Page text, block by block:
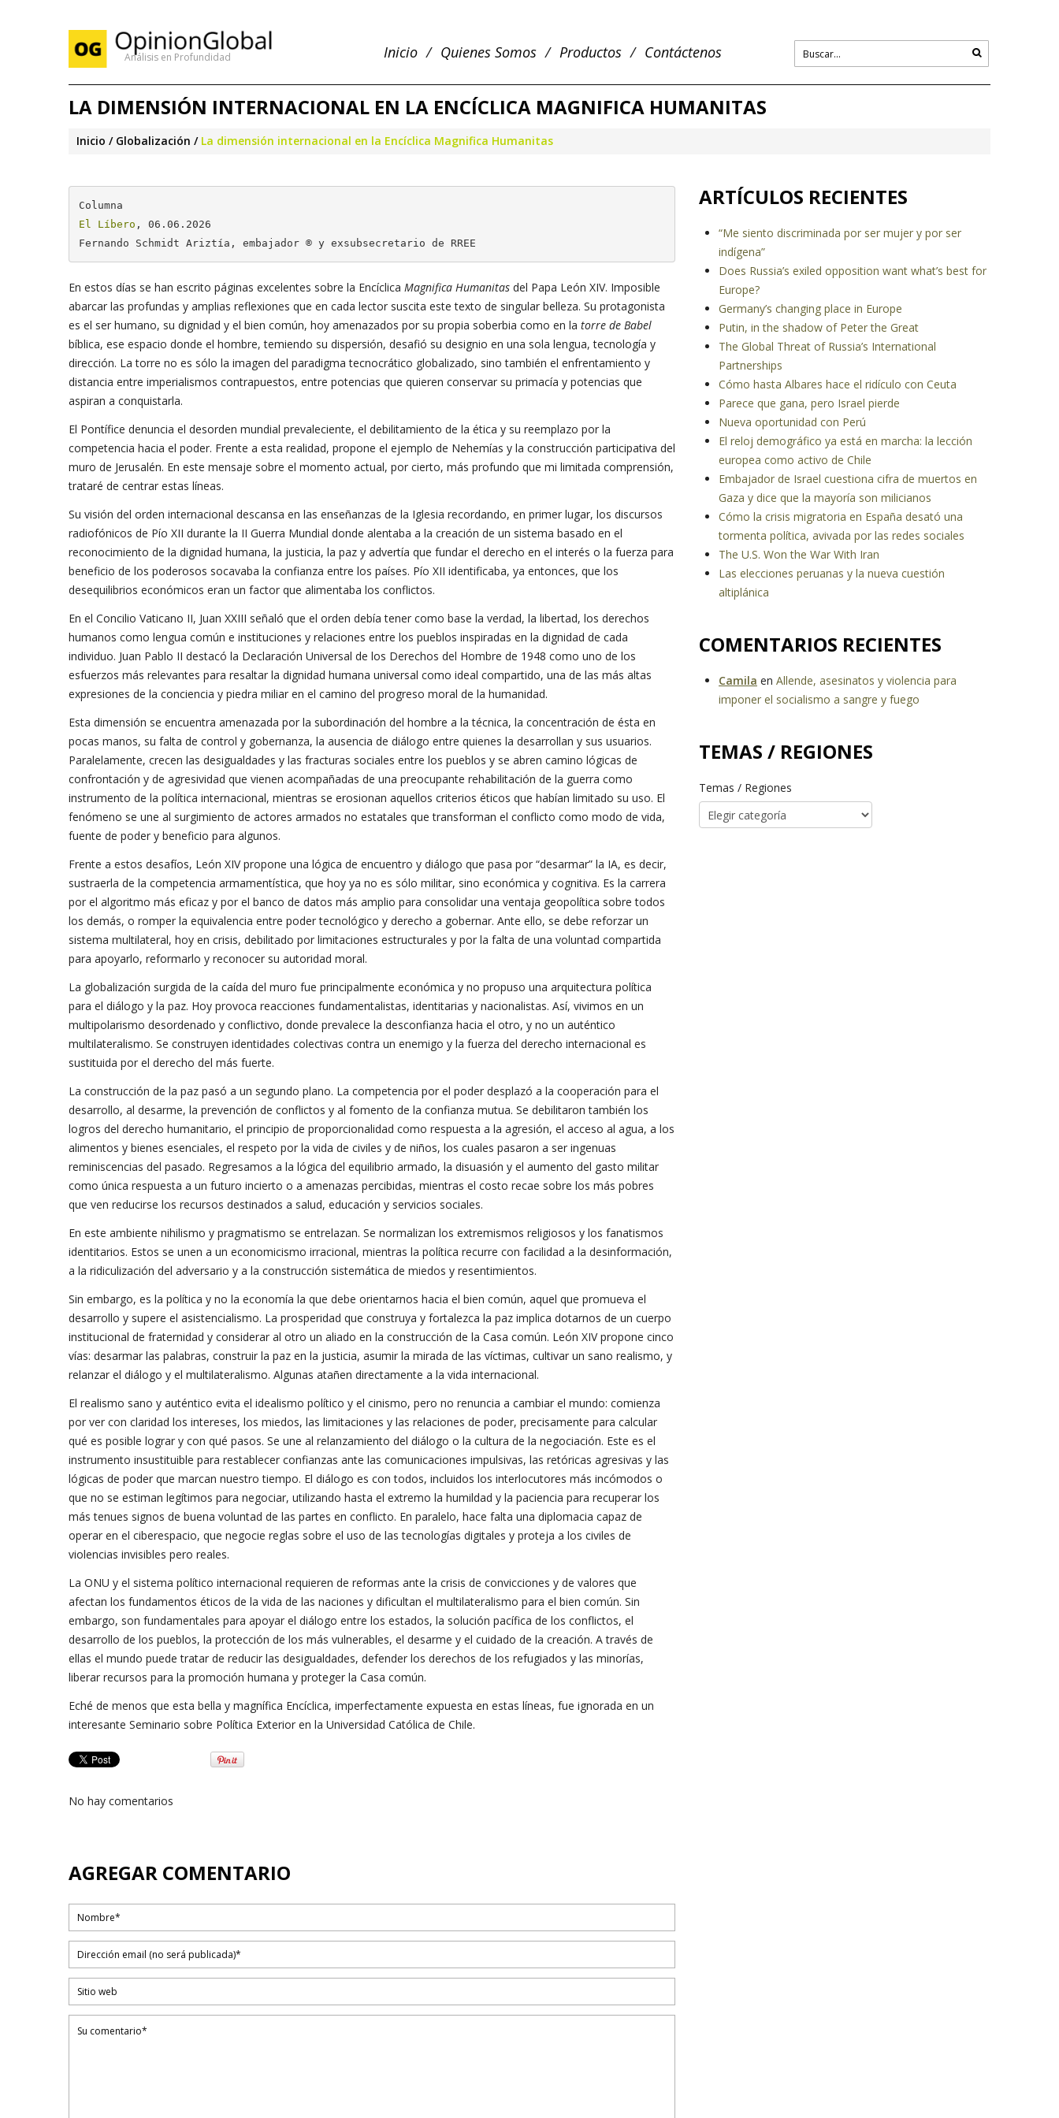
Análisis en Profundidad Inicio Quienes Somos Productos Contáctenos
LA DIMENSIÓN INTERNACIONAL EN LA ENCÍCLICA MAGNIFICA HUMANITAS
Inicio Globalización La dimensión internacional en la Encíclica Magnifica Humanitas
El Líbero , 06.06.2026
Fernando Schmidt Ariztía, embajador ® y exsubsecretario de RREE
En estos días se han escrito páginas excelentes sobre la Encíclica Magnifica Humanitas del Papa León XIV. Imposible
abarcar las profundas y amplias reflexiones que en cada lector suscita este texto de singular belleza. Su protagonista
es el ser humano, su dignidad y el bien común, hoy amenazados por su propia soberbia como en la torre de Babel
bíblica, ese espacio donde el hombre, temiendo su dispersión, desafió su designio en una sola lengua, tecnología y
dirección. La torre no es sólo la imagen del paradigma tecnocrático globalizado, sino también el enfrentamiento y
distancia entre imperialismos contrapuestos, entre potencias que quieren conservar su primacía y potencias que
aspiran a conquistarla.
El Pontífice denuncia el desorden mundial prevaleciente, el debilitamiento de la ética y su reemplazo por la
competencia hacia el poder. Frente a esta realidad, propone el ejemplo de Nehemías y la construcción participativa del
muro de Jerusalén. En este mensaje sobre el momento actual, por cierto, más profundo que mi limitada comprensión,
trataré de centrar estas líneas.
Su visión del orden internacional descansa en las enseñanzas de la Iglesia recordando, en primer lugar, los discursos
radiofónicos de Pío XII durante la II Guerra Mundial donde alentaba a la creación de un sistema basado en el
reconocimiento de la dignidad humana, la justicia, la paz y advertía que fundar el derecho en el interés o la fuerza para
beneficio de los poderosos socavaba la confianza entre los países. Pío XII identificaba, ya entonces, que los
desequilibrios económicos eran un factor que alimentaba los conflictos.
En el Concilio Vaticano II, Juan XXIII señaló que el orden debía tener como base la verdad, la libertad, los derechos
humanos como lengua común e instituciones y relaciones entre los pueblos inspiradas en la dignidad de cada
individuo. Juan Pablo II destacó la Declaración Universal de los Derechos del Hombre de 1948 como uno de los
esfuerzos más relevantes para resaltar la dignidad humana universal como ideal compartido, una de las más altas
expresiones de la conciencia y piedra miliar en el camino del progreso moral de la humanidad.
Esta dimensión se encuentra amenazada por la subordinación del hombre a la técnica, la concentración de ésta en
pocas manos, su falta de control y gobernanza, la ausencia de diálogo entre quienes la desarrollan y sus usuarios.
Paralelamente, crecen las desigualdades y las fracturas sociales entre los pueblos y se abren camino lógicas de
confrontación y de agresividad que vienen acompañadas de una preocupante rehabilitación de la guerra como
instrumento de la política internacional, mientras se erosionan aquellos criterios éticos que habían limitado su uso. El
fenómeno se une al surgimiento de actores armados no estatales que transforman el conflicto como modo de vida,
fuente de poder y beneficio para algunos.
Frente a estos desafíos, León XIV propone una lógica de encuentro y diálogo que pasa por “desarmar” la IA, es decir,
sustraerla de la competencia armamentística, que hoy ya no es sólo militar, sino económica y cognitiva. Es la carrera
por el algoritmo más eficaz y por el banco de datos más amplio para consolidar una ventaja geopolítica sobre todos
los demás, o romper la equivalencia entre poder tecnológico y derecho a gobernar. Ante ello, se debe reforzar un
sistema multilateral, hoy en crisis, debilitado por limitaciones estructurales y por la falta de una voluntad compartida
para apoyarlo, reformarlo y reconocer su autoridad moral.
La globalización surgida de la caída del muro fue principalmente económica y no propuso una arquitectura política
para el diálogo y la paz. Hoy provoca reacciones fundamentalistas, identitarias y nacionalistas. Así, vivimos en un
multipolarismo desordenado y conflictivo, donde prevalece la desconfianza hacia el otro, y no un auténtico
multilateralismo. Se construyen identidades colectivas contra un enemigo y la fuerza del derecho internacional es
sustituida por el derecho del más fuerte.
La construcción de la paz pasó a un segundo plano. La competencia por el poder desplazó a la cooperación para el
desarrollo, al desarme, la prevención de conflictos y al fomento de la confianza mutua. Se debilitaron también los
logros del derecho humanitario, el principio de proporcionalidad como respuesta a la agresión, el acceso al agua, a los
alimentos y bienes esenciales, el respeto por la vida de civiles y de niños, los cuales pasaron a ser ingenuas
reminiscencias del pasado. Regresamos a la lógica del equilibrio armado, la disuasión y el aumento del gasto militar
como única respuesta a un futuro incierto o a amenazas percibidas, mientras el costo recae sobre los más pobres
que ven reducirse los recursos destinados a salud, educación y servicios sociales.
En este ambiente nihilismo y pragmatismo se entrelazan. Se normalizan los extremismos religiosos y los fanatismos
identitarios. Estos se unen a un economicismo irracional, mientras la política recurre con facilidad a la desinformación,
a la ridiculización del adversario y a la construcción sistemática de miedos y resentimientos.
Sin embargo, es la política y no la economía la que debe orientarnos hacia el bien común, aquel que promueva el
desarrollo y supere el asistencialismo. La prosperidad que construya y fortalezca la paz implica dotarnos de un cuerpo
institucional de fraternidad y considerar al otro un aliado en la construcción de la Casa común. León XIV propone cinco
vías: desarmar las palabras, construir la paz en la justicia, asumir la mirada de las víctimas, cultivar un sano realismo, y
relanzar el diálogo y el multilateralismo. Algunas atañen directamente a la vida internacional.
El realismo sano y auténtico evita el idealismo político y el cinismo, pero no renuncia a cambiar el mundo: comienza
por ver con claridad los intereses, los miedos, las limitaciones y las relaciones de poder, precisamente para calcular
qué es posible lograr y con qué pasos. Se une al relanzamiento del diálogo o la cultura de la negociación. Este es el
instrumento insustituible para restablecer confianzas ante las comunicaciones impulsivas, las retóricas agresivas y las
lógicas de poder que marcan nuestro tiempo. El diálogo es con todos, incluidos los interlocutores más incómodos o
que no se estiman legítimos para negociar, utilizando hasta el extremo la humildad y la paciencia para recuperar los
más tenues signos de buena voluntad de las partes en conflicto. En paralelo, hace falta una diplomacia capaz de
operar en el ciberespacio, que negocie reglas sobre el uso de las tecnologías digitales y proteja a los civiles de
violencias invisibles pero reales.
La ONU y el sistema político internacional requieren de reformas ante la crisis de convicciones y de valores que
afectan los fundamentos éticos de la vida de las naciones y dificultan el multilateralismo para el bien común. Sin
embargo, son fundamentales para apoyar el diálogo entre los estados, la solución pacífica de los conflictos, el
desarrollo de los pueblos, la protección de los más vulnerables, el desarme y el cuidado de la creación. A través de
ellas el mundo puede tratar de reducir las desigualdades, defender los derechos de los refugiados y las minorías,
liberar recursos para la promoción humana y proteger la Casa común.
Eché de menos que esta bella y magnífica Encíclica, imperfectamente expuesta en estas líneas, fue ignorada en un
interesante Seminario sobre Política Exterior en la Universidad Católica de Chile.
No hay comentarios
AGREGAR COMENTARIO
ARTÍCULOS RECIENTES
“Me siento discriminada por ser mujer y por ser
indígena”
Does Russia’s exiled opposition want what’s best for
Europe?
Germany’s changing place in Europe
Putin, in the shadow of Peter the Great
The Global Threat of Russia’s International
Partnerships
Cómo hasta Albares hace el ridículo con Ceuta
Parece que gana, pero Israel pierde
Nueva oportunidad con Perú
El reloj demográfico ya está en marcha: la lección
europea como activo de Chile
Embajador de Israel cuestiona cifra de muertos en
Gaza y dice que la mayoría son milicianos
Cómo la crisis migratoria en España desató una
tormenta política, avivada por las redes sociales
The U.S. Won the War With Iran
Las elecciones peruanas y la nueva cuestión
altiplánica
COMENTARIOS RECIENTES
Camila en Allende, asesinatos y violencia para
imponer el socialismo a sangre y fuego
TEMAS / REGIONES
Temas / Regiones